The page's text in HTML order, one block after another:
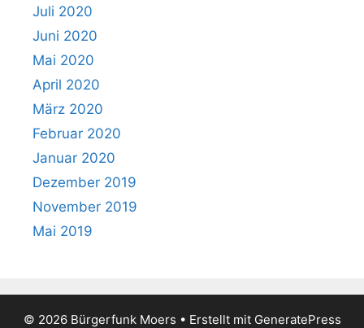
Juli 2020
Juni 2020
Mai 2020
April 2020
März 2020
Februar 2020
Januar 2020
Dezember 2019
November 2019
Mai 2019
© 2026 Bürgerfunk Moers • Erstellt mit GeneratePress